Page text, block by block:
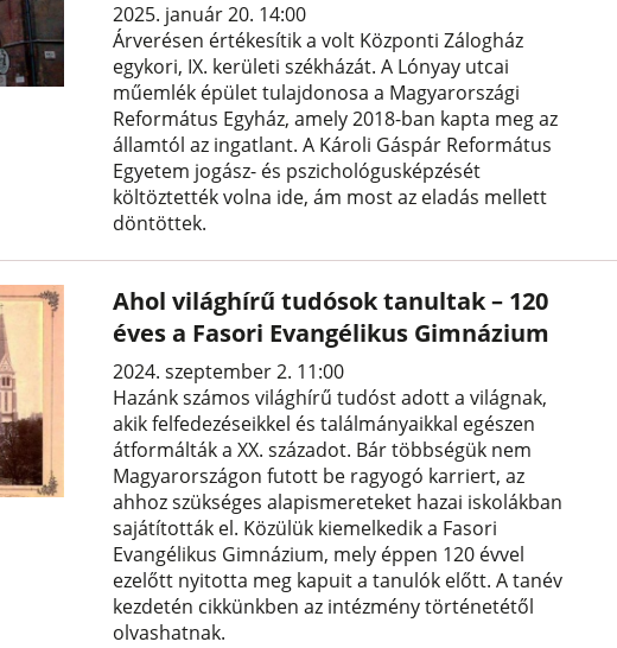
2025. január 20. 14:00
Árverésen értékesítik a volt Központi Zálogház
egykori, IX. kerületi székházát. A Lónyay utcai
műemlék épület tulajdonosa a Magyarországi
Református Egyház, amely 2018-ban kapta meg az
államtól az ingatlant. A Károli Gáspár Református
Egyetem jogász- és pszichológusképzését
költöztették volna ide, ám most az eladás mellett
döntöttek.
Ahol világhírű tudósok tanultak – 120
éves a Fasori Evangélikus Gimnázium
2024. szeptember 2. 11:00
Hazánk számos világhírű tudóst adott a világnak,
akik felfedezéseikkel és találmányaikkal egészen
átformálták a XX. századot. Bár többségük nem
Magyarországon futott be ragyogó karriert, az
ahhoz szükséges alapismereteket hazai iskolákban
sajátították el. Közülük kiemelkedik a Fasori
Evangélikus Gimnázium, mely éppen 120 évvel
ezelőtt nyitotta meg kapuit a tanulók előtt. A tanév
kezdetén cikkünkben az intézmény történetétől
olvashatnak.